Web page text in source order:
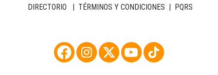
DIRECTORIO | TÉRMINOS Y CONDICIONES | PQRS